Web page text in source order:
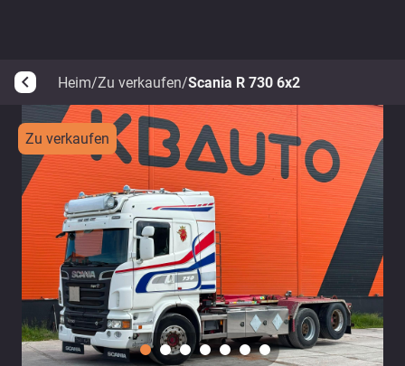
arrow_back_ios Heim/Zu verkaufen/Scania R 730 6x2
Zu verkaufen